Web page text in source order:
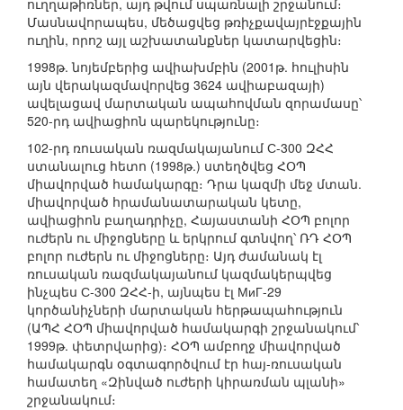
ուղղաթիռներ, այդ թվում սպառնալի շրջանում։
Մասնավորապես, մեծացվեց թռիչքավայրէջքային
ուղին, որոշ այլ աշխատանքներ կատարվեցին։
1998թ. նոյեմբերից ավիախմբին (2001թ. հուլիսին
այն վերակազմավորվեց 3624 ավիաբազայի)
ավելացավ մարտական ապահովման զորամասը՝
520-րդ ավիացիոն պարեկությունը։
102-րդ ռուսական ռազմակայանում С-300 ԶՀՀ
ստանալուց հետո (1998թ.) ստեղծվեց ՀՕՊ
միավորված համակարգը։ Դրա կազմի մեջ մտան.
միավորված հրամանատարական կետը,
ավիացիոն բաղադրիչը, Հայաստանի ՀՕՊ բոլոր
ուժերն ու միջոցները և երկրում գտնվող՝ ՌԴ ՀՕՊ
բոլոր ուժերն ու միջոցները։ Այդ ժամանակ էլ
ռուսական ռազմակայանում կազմակերպվեց
ինչպես С-300 ԶՀՀ-ի, այնպես էլ МиГ-29
կործանիչների մարտական հերթապահություն
(ԱՊՀ ՀՕՊ միավորված համակարգի շրջանակում՝
1999թ. փետրվարից)։ ՀՕՊ ամբողջ միավորված
համակարգն օգտագործվում էր հայ-ռուսական
համատեղ «Զինված ուժերի կիրառման պլանի»
շրջանակում։